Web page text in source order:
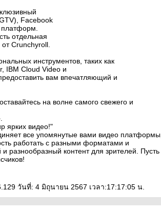
Facebook
отдельная
Crunchyroll.
инструментов, таких как
IBM Cloud Video и
вам впечатляющий и
на волне самого свежего и
ярких видео!"
все упомянутые вами видео платформы,
работать с разными форматами и
и разнообразный контент для зрителей. Пусть
วันที่: 4 มิถุนายน 2567 เวลา:17:17:05 น.